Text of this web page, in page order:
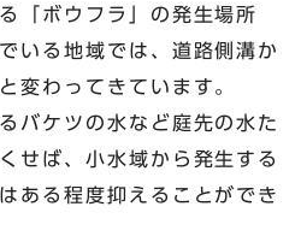
「ボウフラ」の発生場所
いる地域では、道路側溝か
変わってきています。
バケツの水など庭先の水た
せば、小水域から発生する
ある程度抑えることができ